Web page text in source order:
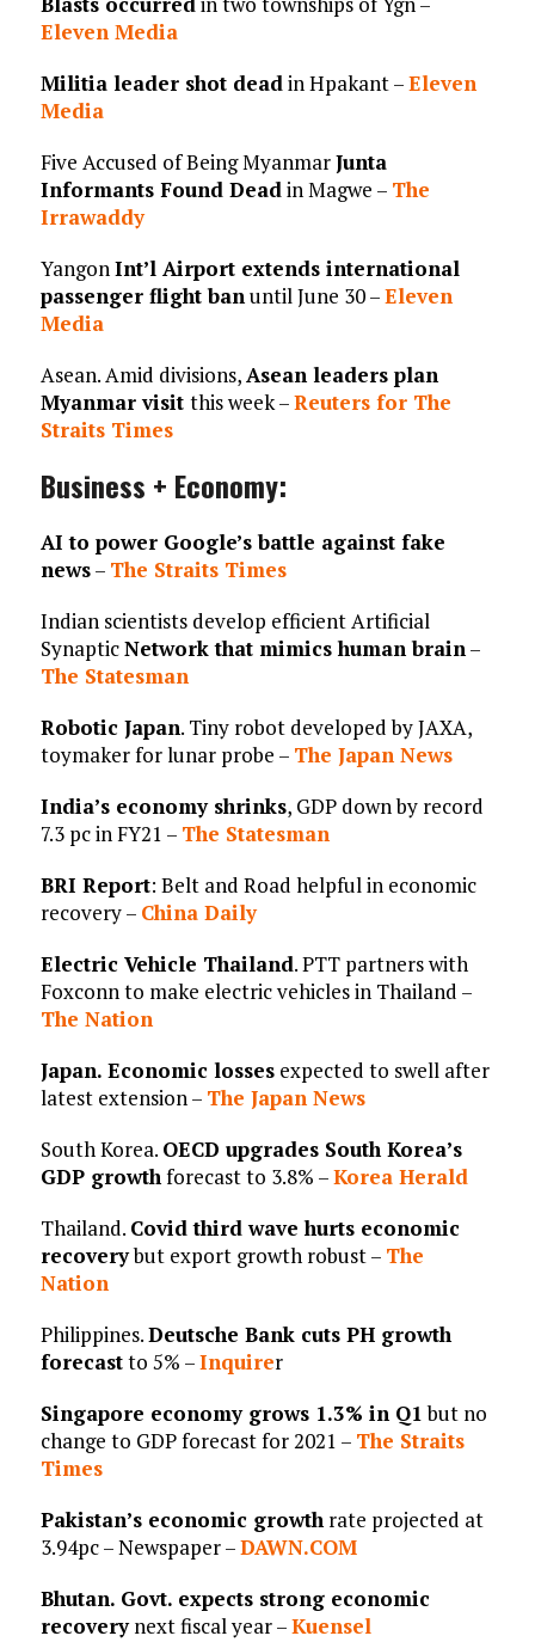
Eleven Media
Militia leader shot deadin Hpakant –Eleven
Media
Five Accused of Being MyanmarJunta
Informants Found Deadin Magwe – The
Irrawaddy
YangonInt’l Airport extends international
passenger flight banuntil June 30 –Eleven
Media
Asean. Amid divisions,Asean leaders plan
Myanmar visit this week –Reuters for The
Straits Times
Business + Economy:
AI to power Google’s battle against fake
news– The Straits Times
Indian scientists develop efficient Artificial
SynapticNetwork that mimics human brain–
The Statesman
Robotic Japan. Tiny robot developed by JAXA,
toymaker for lunar probe – The Japan News
India’s economy shrinks, GDP down by record
7.3 pc in FY21 – The Statesman
BRI Report: Belt and Road helpful in economic
recovery – China Daily
Electric Vehicle Thailand. PTT partners with
Foxconn to make electric vehicles in Thailand –
The Nation
Japan. Economic lossesexpected to swell after
latest extension – The Japan News
South Korea. OECD upgrades South Korea’s
GDP growthforecast to 3.8% –Korea Herald
Thailand. Covid third wave hurts economic
recoverybut export growth robust – The
Nation
Philippines.Deutsche Bank cuts PH growth
forecastto 5% –Inquirer
Singapore economy grows 1.3% in Q1but no
change to GDP forecast for 2021 – The Straits
Times
Pakistan’s economic growthrate projected at
3.94pc – Newspaper –DAWN.COM
Bhutan. Govt. expects strong economic
recoverynext fiscal year –Kuensel